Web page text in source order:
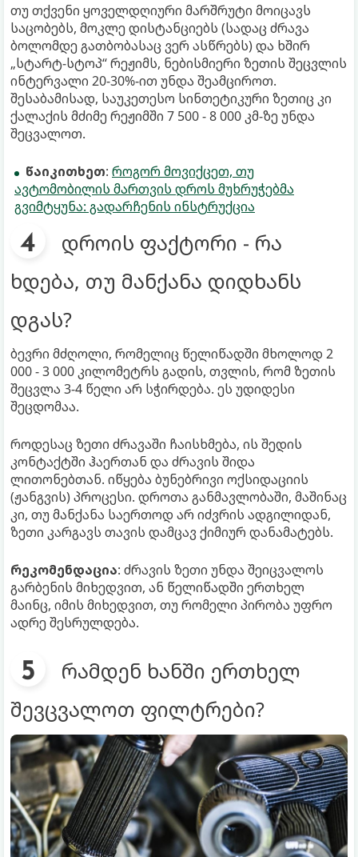
თუ თქვენი ყოველდღიური მარშრუტი მოიცავს
საცობებს, მოკლე დისტანციებს (სადაც ძრავა
ბოლომდე გათბობასაც ვერ ასწრებს) და ხშირ
„სტარტ-სტოპ“ რეჟიმს, ნებისმიერი ზეთის შეცვლის
ინტერვალი 20-30%-ით უნდა შეამციროთ.
შესაბამისად, საუკეთესო სინთეტიკური ზეთიც კი
ქალაქის მძიმე რეჟიმში 7 500 - 8 000 კმ-ზე უნდა
შეცვალოთ.
წაიკითხეთ: როგორ მოვიქცეთ, თუ
ავტომობილის მართვის დროს მუხრუჭებმა
გვიმტყუნა: გადარჩენის ინსტრუქცია
დროის ფაქტორი - რა
ხდება, თუ მანქანა დიდხანს
დგას?
ბევრი მძღოლი, რომელიც წელიწადში მხოლოდ 2
000 - 3 000 კილომეტრს გადის, თვლის, რომ ზეთის
შეცვლა 3-4 წელი არ სჭირდება. ეს უდიდესი
შეცდომაა.
როდესაც ზეთი ძრავაში ჩაისხმება, ის შედის
კონტაქტში ჰაერთან და ძრავის შიდა
ლითონებთან. იწყება ბუნებრივი ოქსიდაციის
(ჟანგვის) პროცესი. დროთა განმავლობაში, მაშინაც
კი, თუ მანქანა საერთოდ არ იძვრის ადგილიდან,
ზეთი კარგავს თავის დამცავ ქიმიურ დანამატებს.
რეკომენდაცია: ძრავის ზეთი უნდა შეიცვალოს
გარბენის მიხედვით, ან წელიწადში ერთხელ
მაინც, იმის მიხედვით, თუ რომელი პირობა უფრო
ადრე შესრულდება.
რამდენ ხანში ერთხელ
შევცვალოთ ფილტრები?